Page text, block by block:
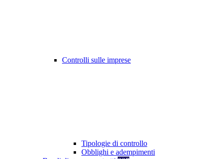
Controlli sulle imprese
Tipologie di controllo
Obblighi e adempimenti